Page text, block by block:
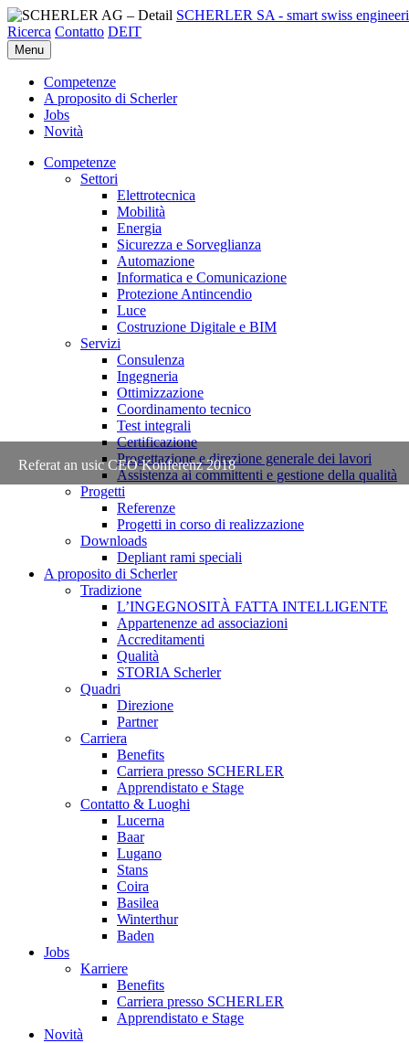
SCHERLER SA - smart swiss
Ricerca Contatto DEIT
Menu
Competenze
A proposito di Scherler
Jobs
Novità
Competenze
Settori
Elettrotecnica
Mobilità
Energia
Sicurezza e Sorveglianza
Automazione
Informatica e Comunicazione
Protezione Antincendio
Luce
Costruzione Digitale e BIM
Servizi
Consulenza
Ingegneria
Ottimizzazione
Coordinamento tecnico
Test integrali
Certificazione
Progettazione e direzione generale dei lavori
Assistenza ai committenti e gestione della qualità
Progetti
Referenze
Progetti in corso di realizzazione
Downloads
Depliant rami speciali
A proposito di Scherler
Tradizione
L’INGEGNOSITÀ FATTA INTELLIGENTE
Appartenenze ad associazioni
Accreditamenti
Qualità
STORIA Scherler
Quadri
Direzione
Partner
Carriera
Benefits
Carriera presso SCHERLER
Apprendistato e Stage
Contatto & Luoghi
Lucerna
Baar
Lugano
Stans
Coira
Basilea
Winterthur
Baden
Jobs
Karriere
Benefits
Carriera presso SCHERLER
Apprendistato e Stage
Novità
Referat an usic CEO Konferenz 2018